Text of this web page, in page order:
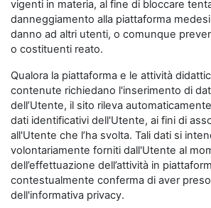
vigenti in materia, al fine di bloccare
danneggiamento alla piattaforma
danno ad altri utenti, o comunque
o costituenti reato.
Qualora la piattaforma e le attività
contenute richiedano l'inserimento di
dell’Utente, il sito rileva
dati identificativi dell'Utente, ai fini di
all'Utente che l’ha svolta. Tali dati si
volontariamente forniti dall'Utente al
dell’effettuazione dell’attività in
contestualmente conferma di aver
dell'informativa privacy.